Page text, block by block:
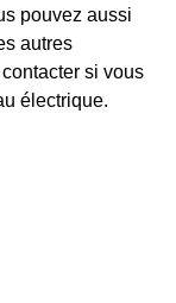
pouvez aussi
autres
si vous
électrique.